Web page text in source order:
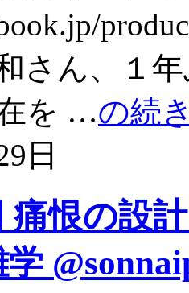
さん、１
を …の続
日
痛恨の設